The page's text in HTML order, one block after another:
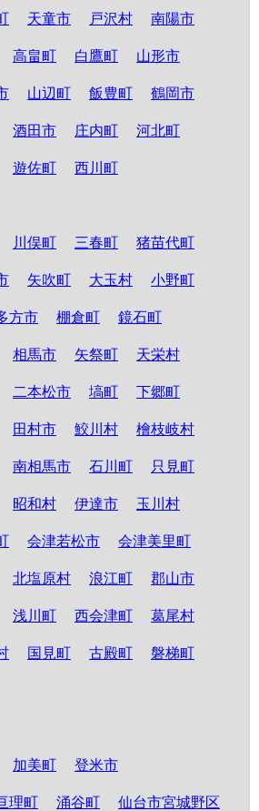
天童市 戸沢村 南陽市
高畠町 白鷹町 山形市
山辺町 飯豊町 鶴岡市
酒田市 庄内町 河北町
遊佐町 西川町
川俣町 三春町 猪苗代町
矢吹町 大玉村 小野町
方市 棚倉町 鏡石町
相馬市 矢祭町 天栄村
二本松市 塙町 下郷町
田村市 鮫川村 檜枝岐村
南相馬市 石川町 只見町
昭和村 伊達市 玉川村
会津若松市 会津美里町
北塩原村 浪江町 郡山市
浅川町 西会津町 葛尾村
国見町 古殿町 磐梯町
加美町 登米市
理町 涌谷町 仙台市宮城野区